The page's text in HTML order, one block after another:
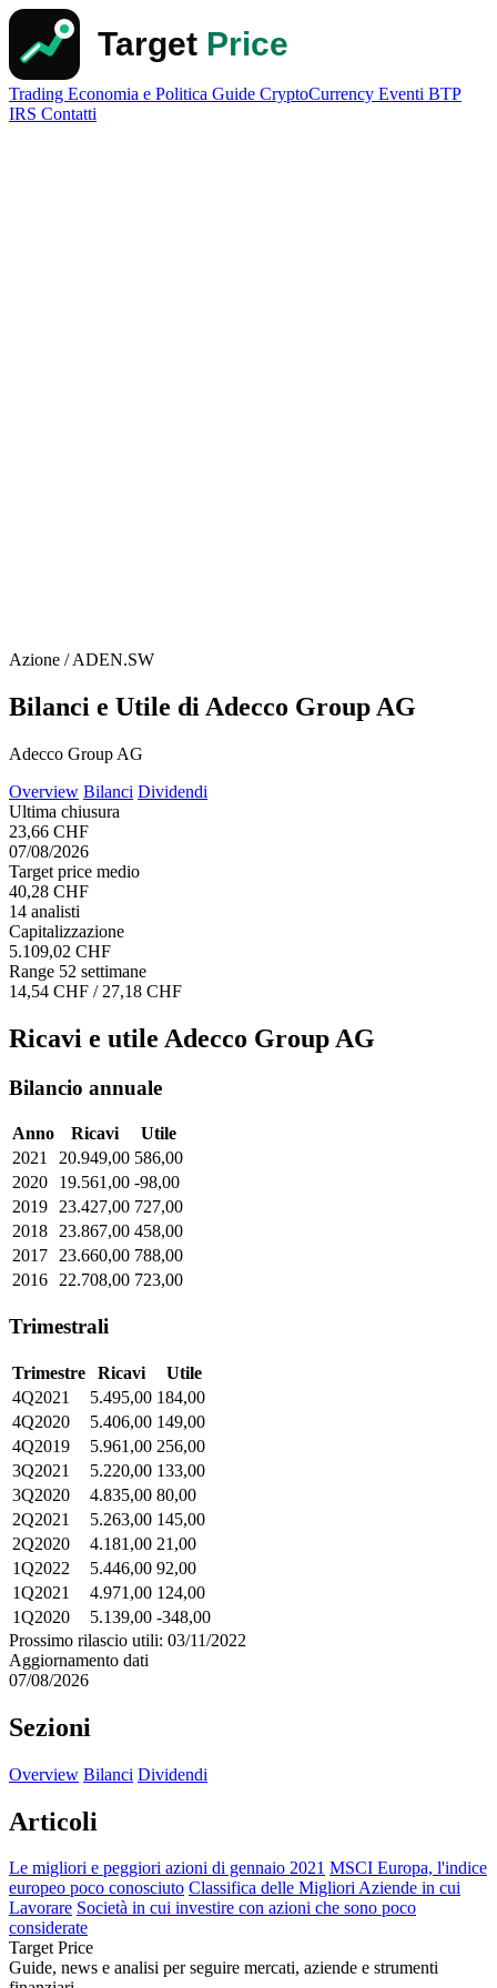
Trading Economia e Politica Guide CryptoCurrency Eventi BTP
IRS Contatti
Azione / ADEN.SW
Bilanci e Utile di Adecco Group AG
Adecco Group AG
Overview Bilanci Dividendi
Ultima chiusura
23,66 CHF
07/08/2026
Target price medio
40,28 CHF
14 analisti
Capitalizzazione
5.109,02 CHF
Range 52 settimane
14,54 CHF / 27,18 CHF
Ricavi e utile Adecco Group AG
Bilancio annuale
Anno Ricavi
Utile
2021
20.949,00 586,00
2020
19.561,00 -98,00
2019
23.427,00 727,00
2018
23.867,00 458,00
2017
23.660,00 788,00
2016
22.708,00 723,00
Trimestrali
Trimestre Ricavi
Utile
4Q2021
5.495,00 184,00
4Q2020
5.406,00 149,00
4Q2019
5.961,00 256,00
3Q2021
5.220,00 133,00
3Q2020
4.835,00 80,00
2Q2021
5.263,00 145,00
2Q2020
4.181,00 21,00
1Q2022
5.446,00 92,00
1Q2021
4.971,00 124,00
1Q2020
5.139,00 -348,00
Prossimo rilascio utili: 03/11/2022
Aggiornamento dati
07/08/2026
Sezioni
Overview Bilanci Dividendi
Articoli
Le migliori e peggiori azioni di gennaio 2021 MSCI Europa, l'indice
europeo poco conosciuto Classifica delle Migliori Aziende in cui
Lavorare Società in cui investire con azioni che sono poco
considerate
Target Price
Guide, news e analisi per seguire mercati, aziende e strumenti